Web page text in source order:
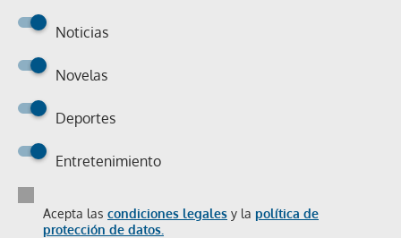
Noticias
Novelas
Deportes
Entretenimiento
Acepta las condiciones legales y la política de
protección de datos.